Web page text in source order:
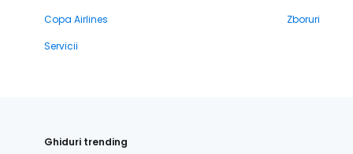
Copa Airlines
Zboruri
Servicii
Ghiduri trending